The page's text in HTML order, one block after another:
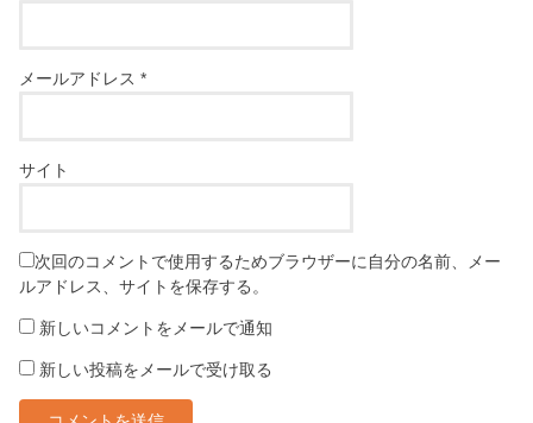
メールアドレス*
サイト
次回のコメントで使用するためブラウザーに自分の名前、メー
ルアドレス、サイトを保存する。
新しいコメントをメールで通知
新しい投稿をメールで受け取る